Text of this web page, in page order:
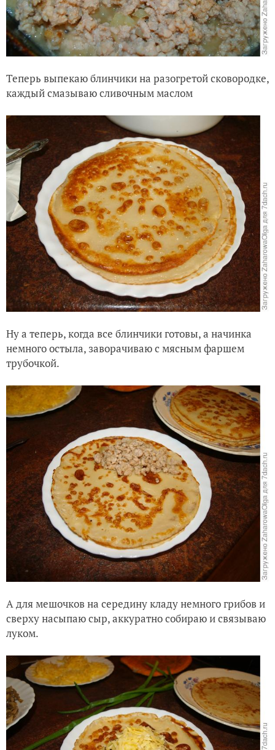
Теперь выпекаю блинчики на разогретой сковородке,
каждый смазываю сливочным маслом
Ну а теперь, когда все блинчики готовы, а начинка
немного остыла, заворачиваю с мясным фаршем
трубочкой.
А для мешочков на середину кладу немного грибов и
сверху насыпаю сыр, аккуратно собираю и связываю
луком.